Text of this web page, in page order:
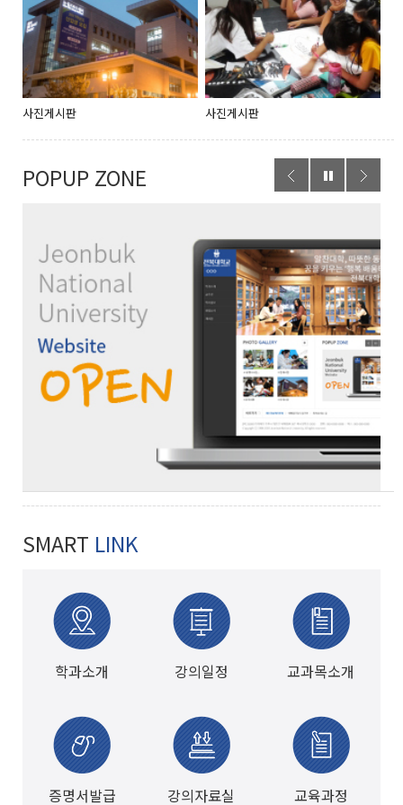
사진게시판 사진게시판
POPUP ZONE
SMART LINK
학과소개 강의일정 교과목소개
증명서발급 강의자료실 교육과정